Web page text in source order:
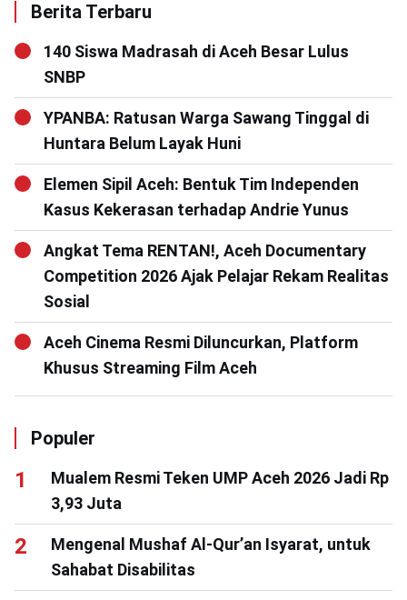
Berita Terbaru
140 Siswa Madrasah di Aceh Besar Lulus
SNBP
YPANBA: Ratusan Warga Sawang Tinggal di
Huntara Belum Layak Huni
Elemen Sipil Aceh: Bentuk Tim Independen
Kasus Kekerasan terhadap Andrie Yunus
Angkat Tema RENTAN!, Aceh Documentary
Competition 2026 Ajak Pelajar Rekam Realitas
Sosial
Aceh Cinema Resmi Diluncurkan, Platform
Khusus Streaming Film Aceh
Populer
Mualem Resmi Teken UMP Aceh 2026 Jadi Rp
3,93 Juta
Mengenal Mushaf Al-Qur’an Isyarat, untuk
Sahabat Disabilitas